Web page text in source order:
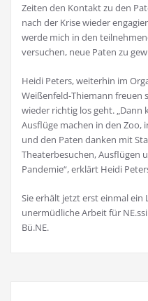
Zeiten den Kontakt zu den
nach der Krise wieder
werde mich in den
versuchen, neue Paten zu
Heidi Peters, weiterhin im
Weißenfeld-Thiemann freuen
wieder richtig los geht.
Ausflüge machen in den Zoo,
und den Paten danken mit
Theaterbesuchen, Ausflügen
Pandemie“, erklärt Heidi
Sie erhält jetzt erst einmal ein
unermüdliche Arbeit für
Bü.NE.